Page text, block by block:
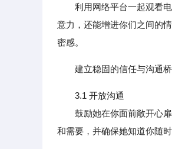
利用网络平台一起观看电
意力，还能增进你们之间的
密感。
建立稳固的信任与沟通
3.1 开放沟通
鼓励她在你面前敞开心扉
和需要，并确保她知道你随